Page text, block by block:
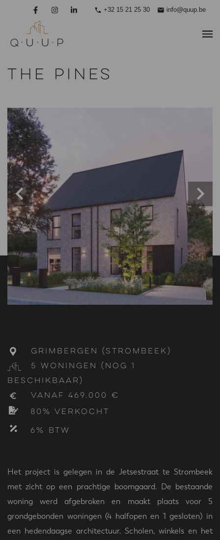
+32 15 21 25 30 info@quup.be
The Pines
Grimbergen (Strombeek)
5 woningen (nog 1
beschikbaar)
vanaf 469.000 €
80% verkocht
6% btw
Het project is gelegen in de Jetsestraat te Strombeek
met zicht op een prachtige boomgaard. De bestaande
woning werd afgebroken en maakt plaats voor 5
grondgebonden woningen (4 halfopen en 1 gesloten) in
een hedendaagse architectuur. Scholen, winkels en het